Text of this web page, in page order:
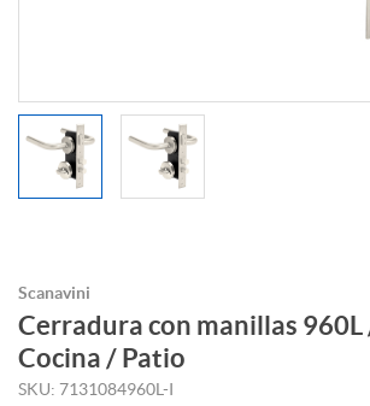
Scanavini
Cerradura con manillas
Cocina / Patio
SKU: 7131084960L-I